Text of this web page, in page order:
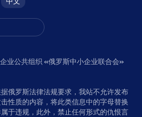
业公共组织 «俄罗斯中小企业联合会»
俄罗斯法律法规要求，我站不允许发布
性质的内容，将此类信息中的字母替换
于违规，此外，禁止任何形式的仇恨言